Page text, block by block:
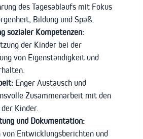
des Tagesablaufs mit Fokus
Bildung und Spaß.
sozialer Kompetenzen:
der Kinder bei der
von Eigenständigkeit und
Enger Austausch und
Zusammenarbeit mit den
Kinder.
und Dokumentation:
von Entwicklungsberichten und